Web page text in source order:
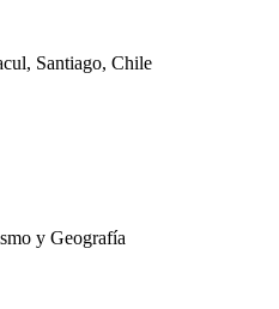
, Santiago, Chile
y Geografía